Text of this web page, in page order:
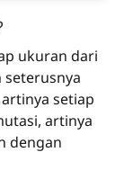
ukuran dari
seterusnya
setiap
artinya
dengan